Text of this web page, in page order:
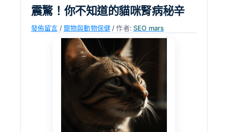
震驚！你不知道的貓咪腎病秘辛
發佈留言 /寵物與動物保健/ 作者: SEO mars